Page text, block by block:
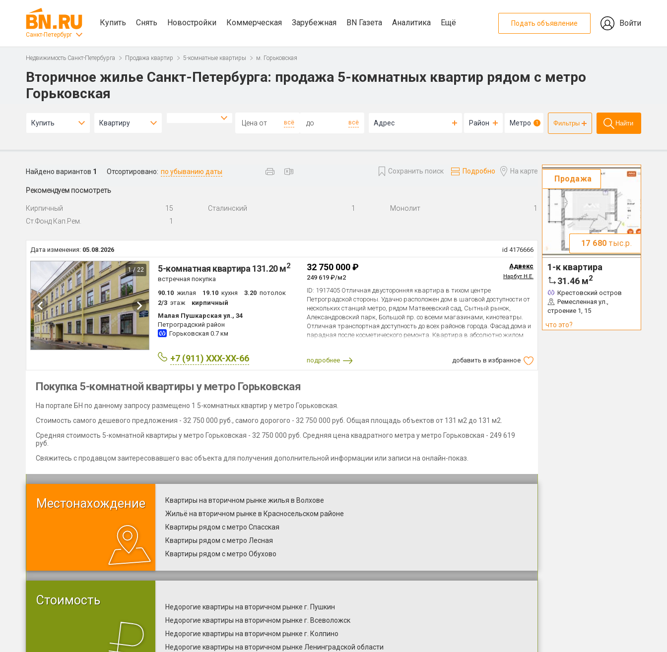
Санкт-Петербург
Купить Снять Новостройки Коммерческая Зарубежная BN Газета Аналитика Ещё Подать объявление Войти
Недвижимость Санкт-Петербурга Продажа квартир 5-комнатные квартиры м. Горьковская
Вторичное жилье Санкт-Петербурга: продажа 5-комнатных квартир рядом с метро
Горьковская
Купить Квартиру всё всё Адрес Район Метро 1 Фильтры Найти
Найдено вариантов 1 Отсортировано: по убыванию даты Сохранить поиск Подробно На карте
Рекомендуем посмотреть
Кирпичный 15 Сталинский 1 Монолит
1
Ст.Фонд Кап.Рем.
1
Дата изменения: 05.08.2026 id 4176666
1 / 22 5-комнатная квартира 131.20 м2
встречная покупка
90.10 жилая 19.10 кухня 3.20 потолок
2/3 этаж
кирпичный
Малая Пушкарская ул., 34
Петроградский район
Горьковская 0.7 км
+7 (911) XXX-XX-66
32 750 000 ₽
249 619 ₽/м2
Адвекс
Нарбут Н.Е.
ID: 1917405 Отличная двусторонняя квартира в тихом центре
Петроградской стороны. Удачно расположен дом в шаговой доступности от
нескольких станций метро, рядом Матвеевский сад, Сытный рынок,
Александровский парк, Большой пр. со всеми магазинами, кинотеатры.
Отличная транспортная доступность до всех районов города. Фасад дома и
парадная после косметического ремонта. Квартира в абсолютно жилом
подробнее добавить в избранное
Покупка 5-комнатной квартиры у метро Горьковская
На портале БН по данному запросу размещено 1 5-комнатных квартир у метро Горьковская.
Стоимость самого дешевого предложения - 32 750 000 руб., самого дорогого - 32 750 000 руб. Общая площадь объектов от 131 м2 до 131 м2.
Средняя стоимость 5-комнатной квартиры у метро Горьковская - 32 750 000 руб. Средняя цена квадратного метра у метро Горьковская - 249 619
руб.
Свяжитесь с продавцом заитересовавшего вас объекта для получения дополнительной информации или записи на онлайн-показ.
Местонахождение
Квартиры на вторичном рынке жилья в Волхове
Жильё на вторичном рынке в Красносельском районе
Квартиры рядом с метро Спасская
Квартиры рядом с метро Лесная
Квартиры рядом с метро Обухово
Стоимость
Недорогие квартиры на вторичном рынке г. Пушкин
Недорогие квартиры на вторичном рынке г. Всеволожск
Недорогие квартиры на вторичном рынке г. Колпино
Недорогие квартиры на вторичном рынке Ленинградской области
Продажа
17 680 тыс.р.
1-к квартира
31.46 м2
Крестовский остров
Ремесленная ул.,
строение 1, 15
что это?